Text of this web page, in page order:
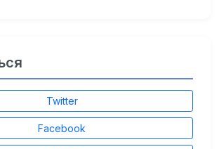
Twitter
Facebook